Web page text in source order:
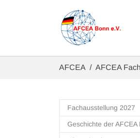
AFCEA AFCEA
Fachausstellung 2027
Geschichte der AFCEA